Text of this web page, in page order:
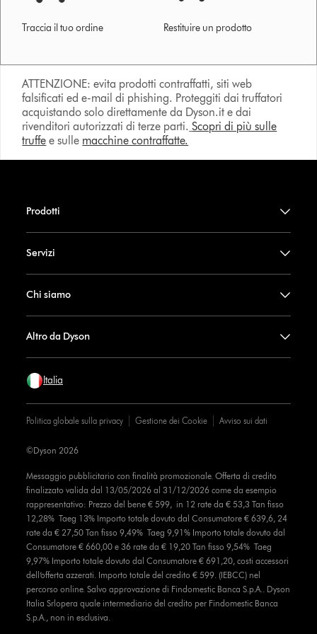
Traccia il tuo ordine Restituire un prodotto
ATTENZIONE: evita prodotti contraffatti, siti web
falsificati ed e-mail di phishing. Proteggiti dai truffatori
acquistando solo direttamente da Dyson.it e dai
rivenditori autorizzati di terze parti. Scopri di più sulle
truffe e sulle macchine contraffatte.
Prodotti
Servizi
Chi siamo
Altro da Dyson
Italia
Politica globale sulla privacy Gestione dei Cookie Avviso sui dati
Messaggio pubblicitario con finalità promozionale. Offerta di credito
finalizzato valida dal 13/05/2026 al 31/12/2026 come da esempio
rappresentativo: Prezzo del bene € 599, in 12 rate da € 53,3 Tan fisso
12,28% Taeg 13% Importo totale dovuto dal Consumatore € 639,6, 24
rate da € 27,50 Tan fisso 9,49% Taeg 9,91% Importo totale dovuto dal
Consumatore € 660,00 e 36 rate da € 19,20 Tan fisso 9,54% Taeg
9,97% Importo totale dovuto dal Consumatore € 691,20, costi accessori
dell’offerta azzerati. Importo totale del credito € 599. (IEBCC) nel
percorso online. Salvo approvazione di Findomestic Banca S.p.A.. Dyson
Italia Srlopera quale intermediario del credito per Findomestic Banca
S.p.A., non in esclusiva.
©Dyson 2026